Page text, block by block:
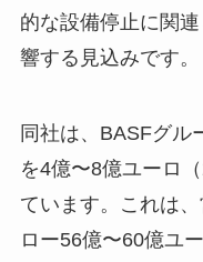
的な設備停止に関
響する見込みです。
同社は、BASFグル
を4億〜8億ユーロ
ています。これは
ロー56億〜60億ユ